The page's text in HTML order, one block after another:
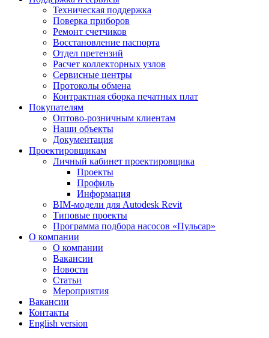
Техническая поддержка
Поверка приборов
Ремонт счетчиков
Восстановление паспорта
Отдел претензий
Расчет коллекторных узлов
Сервисные центры
Протоколы обмена
Контрактная сборка печатных плат
Покупателям
Оптово-розничным клиентам
Наши объекты
Документация
Проектировщикам
Личный кабинет проектировщика
Проекты
Профиль
Информация
BIM-модели для Autodesk Revit
Типовые проекты
Программа подбора насосов «Пульсар»
О компании
О компании
Вакансии
Новости
Статьи
Мероприятия
Вакансии
Контакты
English version